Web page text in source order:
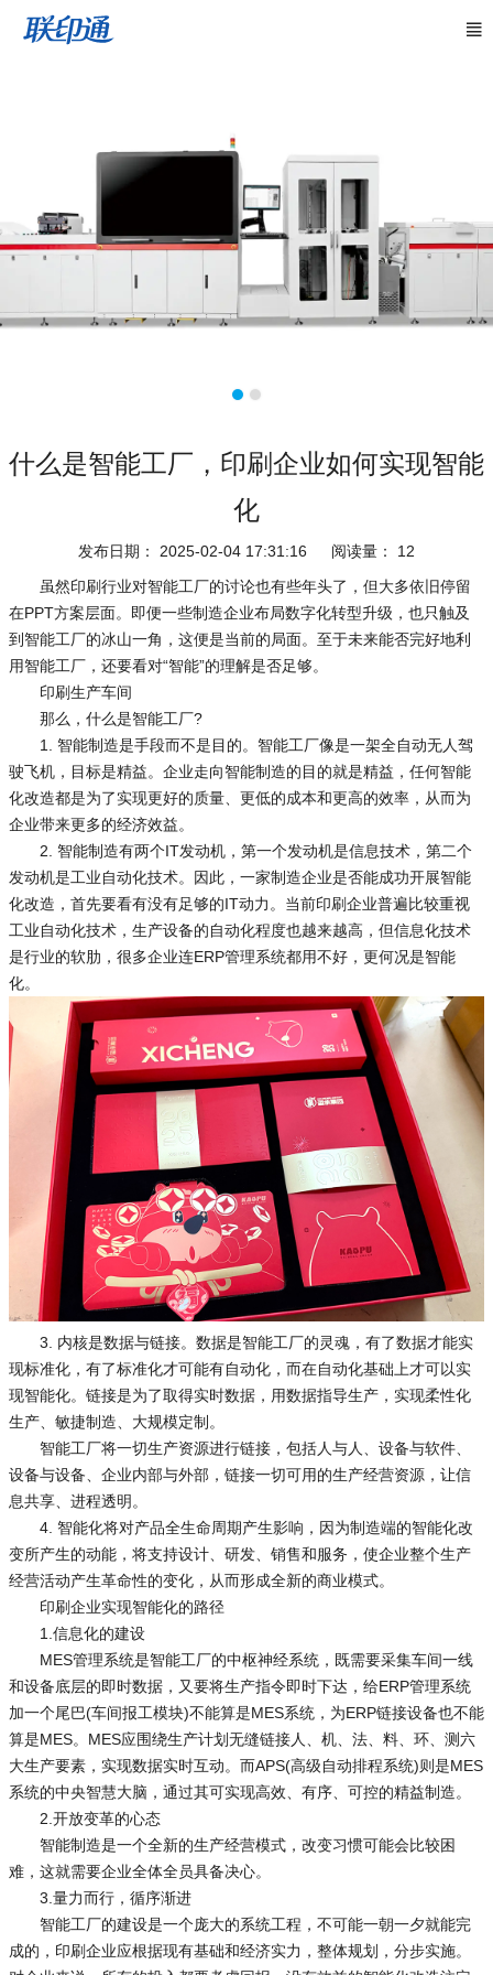
什么是智能工厂，印刷企业如何实现智能
化
发布日期： 2025-02-04 17:31:16 阅读量：
12
虽然印刷行业对智能工厂的讨论也有些年头了，但大多依旧停留
在PPT方案层面。即便一些制造企业布局数字化转型升级，也只触及
到智能工厂的冰山一角，这便是当前的局面。至于未来能否完好地利
用智能工厂，还要看对“智能”的理解是否足够。
印刷生产车间
那么，什么是智能工厂?
1. 智能制造是手段而不是目的。智能工厂像是一架全自动无人驾
驶飞机，目标是精益。企业走向智能制造的目的就是精益，任何智能
化改造都是为了实现更好的质量、更低的成本和更高的效率，从而为
企业带来更多的经济效益。
2. 智能制造有两个IT发动机，第一个发动机是信息技术，第二个
发动机是工业自动化技术。因此，一家制造企业是否能成功开展智能
化改造，首先要看有没有足够的IT动力。当前印刷企业普遍比较重视
工业自动化技术，生产设备的自动化程度也越来越高，但信息化技术
是行业的软肋，很多企业连ERP管理系统都用不好，更何况是智能
化。
3. 内核是数据与链接。数据是智能工厂的灵魂，有了数据才能实
现标准化，有了标准化才可能有自动化，而在自动化基础上才可以实
现智能化。链接是为了取得实时数据，用数据指导生产，实现柔性化
生产、敏捷制造、大规模定制。
智能工厂将一切生产资源进行链接，包括人与人、设备与软件、
设备与设备、企业内部与外部，链接一切可用的生产经营资源，让信
息共享、进程透明。
4. 智能化将对产品全生命周期产生影响，因为制造端的智能化改
变所产生的动能，将支持设计、研发、销售和服务，使企业整个生产
经营活动产生革命性的变化，从而形成全新的商业模式。
印刷企业实现智能化的路径
1.信息化的建设
MES管理系统是智能工厂的中枢神经系统，既需要采集车间一线
和设备底层的即时数据，又要将生产指令即时下达，给ERP管理系统
加一个尾巴(车间报工模块)不能算是MES系统，为ERP链接设备也不能
算是MES。MES应围绕生产计划无缝链接人、机、法、料、环、测六
大生产要素，实现数据实时互动。而APS(高级自动排程系统)则是MES
系统的中央智慧大脑，通过其可实现高效、有序、可控的精益制造。
2.开放变革的心态
智能制造是一个全新的生产经营模式，改变习惯可能会比较困
难，这就需要企业全体全员具备决心。
3.量力而行，循序渐进
智能工厂的建设是一个庞大的系统工程，不可能一朝一夕就能完
成的，印刷企业应根据现有基础和经济实力，整体规划，分步实施。